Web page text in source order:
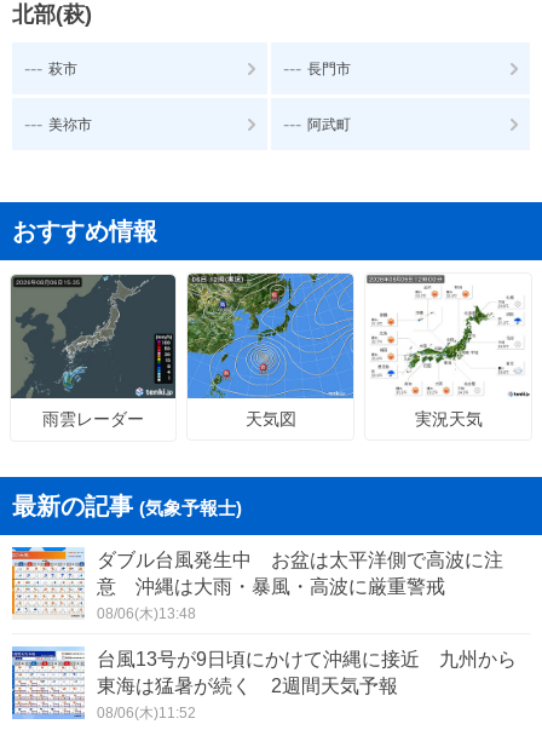
北部(萩)
--- 萩市 --- 長門市
--- 美祢市 --- 阿武町
おすすめ情報
雨雲レーダー 天気図 実況天気
最新の記事 (気象予報士)
ダブル台風発生中 お盆は太平洋側で高波に注
意 沖縄は大雨・暴風・高波に厳重警戒
08/06(木)13:48
台風13号が9日頃にかけて沖縄に接近 九州から
東海は猛暑が続く 2週間天気予報
08/06(木)11:52